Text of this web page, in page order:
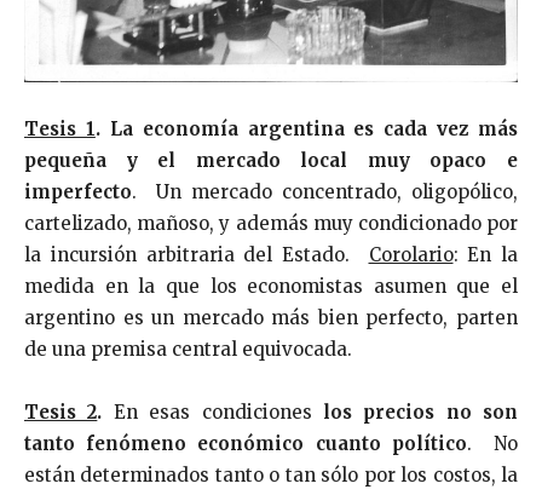
Tesis 1 . La economía argentina es cada vez más
pequeña y el mercado local muy opaco e
imperfecto. Un mercado concentrado, oligopólico,
cartelizado, mañoso, y además muy condicionado por
la incursión arbitraria del Estado. Corolario: En la
medida en la que los economistas asumen que el
argentino es un mercado más bien perfecto, parten
de una premisa central equivocada.
Tesis 2. En esas condiciones los precios no son
tanto fenómeno económico cuanto político. No
están determinados tanto o tan sólo por los costos, la